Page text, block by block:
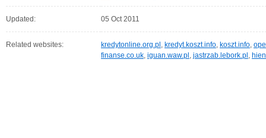
Updated: 05 Oct 2011
Related websites: kredytonline.org.pl , kredyt.koszt.info, koszt.info,
finanse.co.uk, iguan.waw.pl , jastrzab.lebork.pl ,